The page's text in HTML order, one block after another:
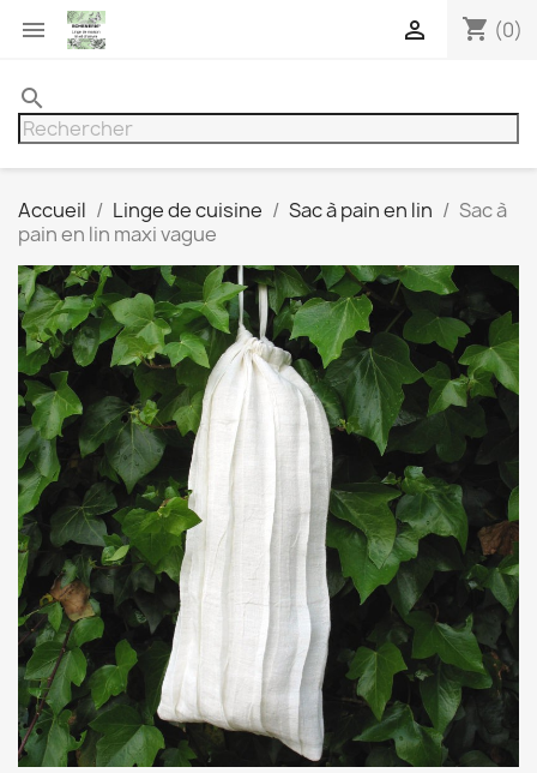
 shopping_cart (0)

search
Accueil Linge de cuisine Sac à pain en lin
Sac à
pain en lin maxi vague